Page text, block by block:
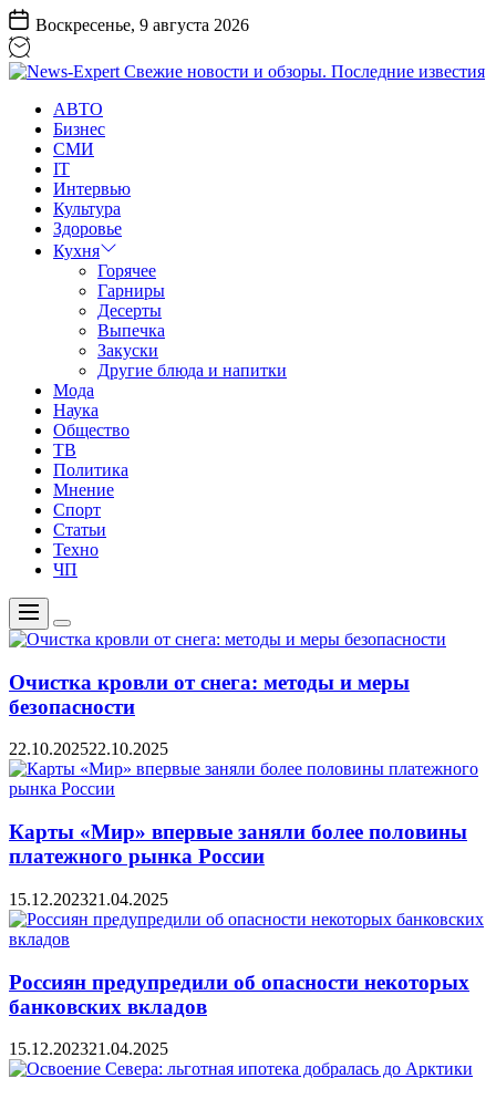
Перейти
к
содержанию
Воскресенье, 9 августа 2026
Expert
Свежие
новости
обзоры.
Последние
известия
АВТО
Бизнес
СМИ
IT
Интервью
Культура
Здоровье
Кухня
Горячее
Гарниры
Десерты
Выпечка
Закуски
Другие блюда и напитки
Мода
Наука
Общество
ТВ
Политика
Мнение
Спорт
Статьи
Техно
ЧП
Меню
Цвет
переключателя
Очистка кровли от снега: методы и меры
безопасности
22.10.202522.10.2025
Карты «Мир» впервые заняли более половины
платежного рынка России
15.12.202321.04.2025
Россиян предупредили об опасности некоторых
банковских вкладов
15.12.202321.04.2025